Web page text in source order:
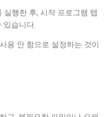
행한 후, 시작 프로그램 탭
있습니다.
용 안 함으로 설정하는 것이